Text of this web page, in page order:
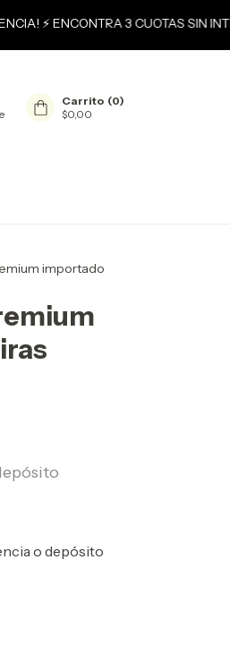
⚡ ENCONTRA 3 CUOTAS SIN
Carrito (0)
$0,00
importado
o depósito